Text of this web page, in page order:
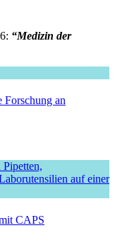
“Medizin der
Forschung an
CAPS